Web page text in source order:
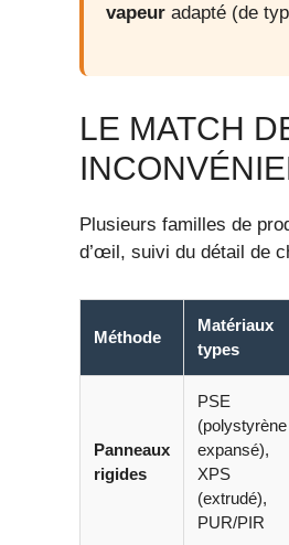
vapeur adapté (de
LE MATCH
Plusieurs familles de
d’œil, suivi du détail de
Méthode
Matériaux
types
Panneaux
rigides
PSE
(polystyrène
expansé),
XPS
(extrudé),
PUR/PIR